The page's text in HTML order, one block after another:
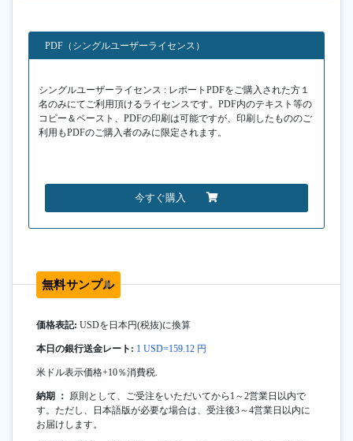
PDF（シングルユーザーライセンス）
シングルユーザーライセンス : レポートPDFをご購入された方１
名のみにてご利用頂けるライセンスです。PDF内のテキスト等の
コピー＆ペースト、PDFの印刷は可能ですが、印刷したもののご
利用もPDFのご購入者のみに限定されます。
今すぐ購入
無料サンプル
価格表記: USDを日本円(税抜)に換算
本日の銀行送金レート: 1 USD=159.12 円
米ドル表示価格+10％消費税.
納期 ： 原則として、ご受注をいただいてから1～2営業日以内で
す。ただし、日本語版が必要な場合は、受注後3～4営業日以内に
お届けします。